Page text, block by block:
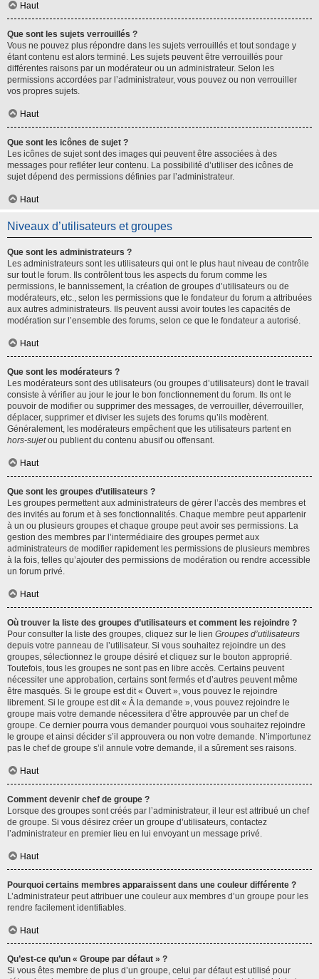
Haut
Que sont les sujets verrouillés ?
Vous ne pouvez plus répondre dans les sujets verrouillés et tout sondage y
étant contenu est alors terminé. Les sujets peuvent être verrouillés pour
différentes raisons par un modérateur ou un administrateur. Selon les
permissions accordées par l’administrateur, vous pouvez ou non verrouiller
vos propres sujets.
Haut
Que sont les icônes de sujet ?
Les icônes de sujet sont des images qui peuvent être associées à des
messages pour refléter leur contenu. La possibilité d’utiliser des icônes de
sujet dépend des permissions définies par l’administrateur.
Haut
Niveaux d’utilisateurs et groupes
Que sont les administrateurs ?
Les administrateurs sont les utilisateurs qui ont le plus haut niveau de contrôle
sur tout le forum. Ils contrôlent tous les aspects du forum comme les
permissions, le bannissement, la création de groupes d’utilisateurs ou de
modérateurs, etc., selon les permissions que le fondateur du forum a attribuées
aux autres administrateurs. Ils peuvent aussi avoir toutes les capacités de
modération sur l’ensemble des forums, selon ce que le fondateur a autorisé.
Haut
Que sont les modérateurs ?
Les modérateurs sont des utilisateurs (ou groupes d’utilisateurs) dont le travail
consiste à vérifier au jour le jour le bon fonctionnement du forum. Ils ont le
pouvoir de modifier ou supprimer des messages, de verrouiller, déverrouiller,
déplacer, supprimer et diviser les sujets des forums qu’ils modèrent.
Généralement, les modérateurs empêchent que les utilisateurs partent en
hors-sujetou publient du contenu abusif ou offensant.
Haut
Que sont les groupes d’utilisateurs ?
Les groupes permettent aux administrateurs de gérer l’accès des membres et
des invités au forum et à ses fonctionnalités. Chaque membre peut appartenir
à un ou plusieurs groupes et chaque groupe peut avoir ses permissions. La
gestion des membres par l’intermédiaire des groupes permet aux
administrateurs de modifier rapidement les permissions de plusieurs membres
à la fois, telles qu’ajouter des permissions de modération ou rendre accessible
un forum privé.
Haut
Où trouver la liste des groupes d’utilisateurs et comment les rejoindre ?
Pour consulter la liste des groupes, cliquez sur le lien Groupes d’utilisateurs
depuis votre panneau de l’utilisateur. Si vous souhaitez rejoindre un des
groupes, sélectionnez le groupe désiré et cliquez sur le bouton approprié.
Toutefois, tous les groupes ne sont pas en libre accès. Certains peuvent
nécessiter une approbation, certains sont fermés et d’autres peuvent même
être masqués. Si le groupe est dit « Ouvert », vous pouvez le rejoindre
librement. Si le groupe est dit « À la demande », vous pouvez rejoindre le
groupe mais votre demande nécessitera d’être approuvée par un chef de
groupe. Ce dernier pourra vous demander pourquoi vous souhaitez rejoindre
le groupe et ainsi décider s’il approuvera ou non votre demande. N’importunez
pas le chef de groupe s’il annule votre demande, il a sûrement ses raisons.
Haut
Comment devenir chef de groupe ?
Lorsque des groupes sont créés par l’administrateur, il leur est attribué un chef
de groupe. Si vous désirez créer un groupe d’utilisateurs, contactez
l’administrateur en premier lieu en lui envoyant un message privé.
Haut
Pourquoi certains membres apparaissent dans une couleur différente ?
L’administrateur peut attribuer une couleur aux membres d’un groupe pour les
rendre facilement identifiables.
Haut
Qu’est-ce qu’un « Groupe par défaut » ?
Si vous êtes membre de plus d’un groupe, celui par défaut est utilisé pour